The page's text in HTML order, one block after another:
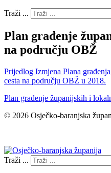
Traži ...
Plan građenje
na području OBŽ
Prijedlog Izmjena Plana
cesta na području OBŽ u 2018.
Plan građenje županijskih i
© 2026 Osječko-baranjska
Traži ...